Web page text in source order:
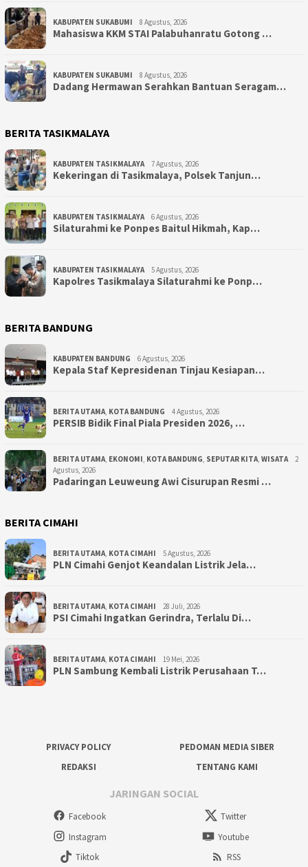
KABUPATEN SUKABUMI 8 Agustus, 2026
Mahasiswa KKM STAI Palabuhanratu Gotong …
KABUPATEN SUKABUMI 8 Agustus, 2026
Dadang Hermawan Serahkan Bantuan Seragam…
BERITA TASIKMALAYA
KABUPATEN TASIKMALAYA 7 Agustus, 2026
Kekeringan di Tasikmalaya, Polsek Tanjun…
KABUPATEN TASIKMALAYA 6 Agustus, 2026
Silaturahmi ke Ponpes Baitul Hikmah, Kap…
KABUPATEN TASIKMALAYA 5 Agustus, 2026
Kapolres Tasikmalaya Silaturahmi ke Ponp…
BERITA BANDUNG
KABUPATEN BANDUNG 6 Agustus, 2026
Kepala Staf Kepresidenan Tinjau Kesiapan…
BERITA UTAMA KOTA BANDUNG 4 Agustus, 2026
PERSIB Bidik Final Piala Presiden 2026, …
BERITA UTAMA EKONOMI KOTA BANDUNG SEPUTAR KITA WISATA
2
Agustus, 2026
Padaringan Leuweung Awi Cisurupan Resmi …
BERITA CIMAHI
BERITA UTAMA KOTA CIMAHI 5 Agustus, 2026
PLN Cimahi Genjot Keandalan Listrik Jela…
BERITA UTAMA KOTA CIMAHI 28 Juli, 2026
PSI Cimahi Ingatkan Gerindra, Terlalu Di…
BERITA UTAMA KOTA CIMAHI 19 Mei, 2026
PLN Sambung Kembali Listrik Perusahaan T…
PRIVACY POLICY
PEDOMAN MEDIA SIBER
REDAKSI
TENTANG KAMI
JARINGAN SOCIAL
Facebook
Twitter
Instagram
Youtube
Tiktok
RSS